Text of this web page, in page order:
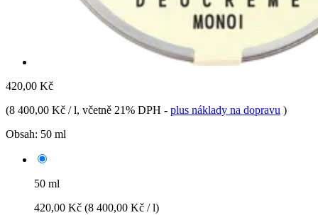
420,00 Kč
(8 400,00 Kč / l, včetně 21% DPH - plus náklady na dopravu )
Obsah: 50 ml
50 ml
420,00 Kč (8 400,00 Kč / l)